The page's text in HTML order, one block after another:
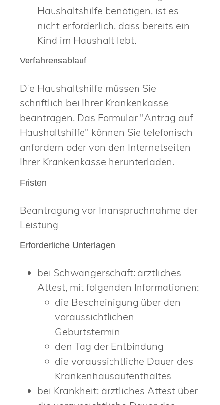
Haushaltshilfe benötigen, ist es
nicht erforderlich, dass bereits ein
Kind im Haushalt lebt.
Verfahrensablauf
Die Haushaltshilfe müssen Sie
schriftlich bei Ihrer Krankenkasse
beantragen. Das Formular "Antrag auf
Haushaltshilfe" können Sie telefonisch
anfordern oder von den Internetseiten
Ihrer Krankenkasse herunterladen.
Fristen
Beantragung vor Inanspruchnahme der
Leistung
Erforderliche Unterlagen
bei Schwangerschaft: ärztliches
Attest, mit folgenden Informationen:
die Bescheinigung über den
voraussichtlichen
Geburtstermin
den Tag der Entbindung
die voraussichtliche Dauer des
Krankenhausaufenthaltes
bei Krankheit: ärztliches Attest über